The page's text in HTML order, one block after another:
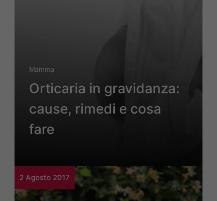
Mamma
Orticaria in gravidanza:
cause, rimedi e cosa
fare
2 Agosto 2017